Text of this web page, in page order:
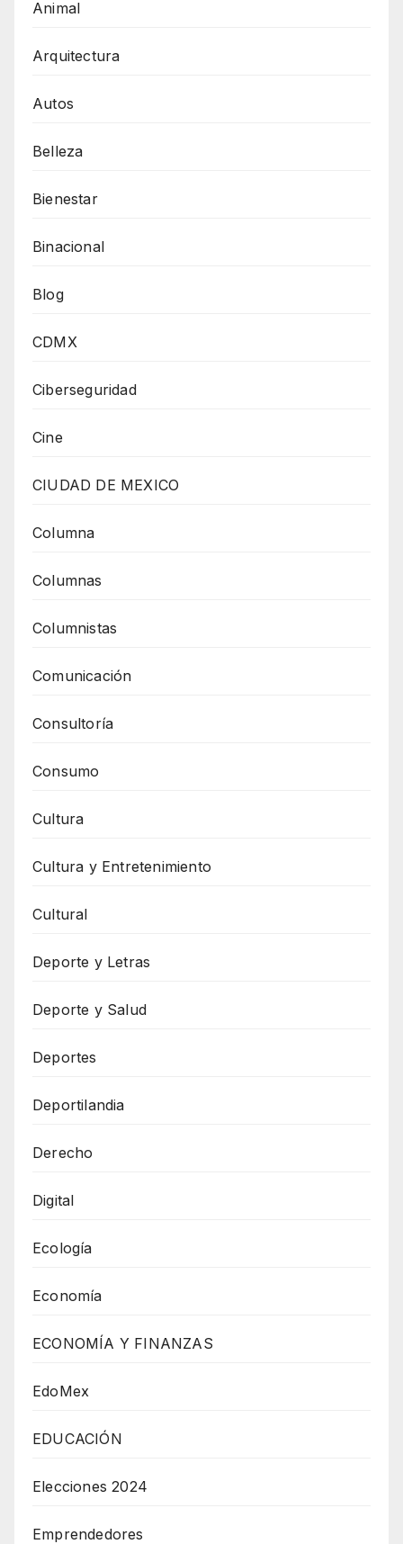
Animal
Arquitectura
Autos
Belleza
Bienestar
Binacional
Blog
CDMX
Ciberseguridad
Cine
CIUDAD DE MEXICO
Columna
Columnas
Columnistas
Comunicación
Consultoría
Consumo
Cultura
Cultura y Entretenimiento
Cultural
Deporte y Letras
Deporte y Salud
Deportes
Deportilandia
Derecho
Digital
Ecología
Economía
ECONOMÍA Y FINANZAS
EdoMex
EDUCACIÓN
Elecciones 2024
Emprendedores